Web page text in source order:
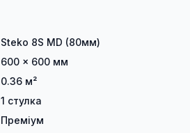
Steko 8S MD (80мм)
600 × 600 мм
0.36 м²
1 стулка
Преміум